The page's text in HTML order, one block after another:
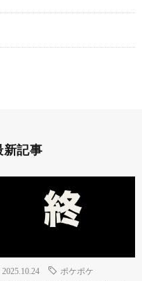
新記事
2025.10.24 ポケポケ